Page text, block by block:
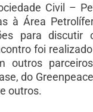
Civil –
à Área
para
foi
outros
do
outros.